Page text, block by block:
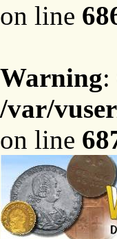
on line
Warning:
/var/
on line